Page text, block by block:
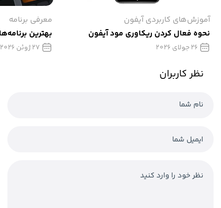
آموزش‌های کاربردی آیفون
نحوه فعال کردن ریکاوری مود آیفون
26 جولای 2026
معرفی برنامه
بهترین
27 ژوئن 2026
نظر کاربران